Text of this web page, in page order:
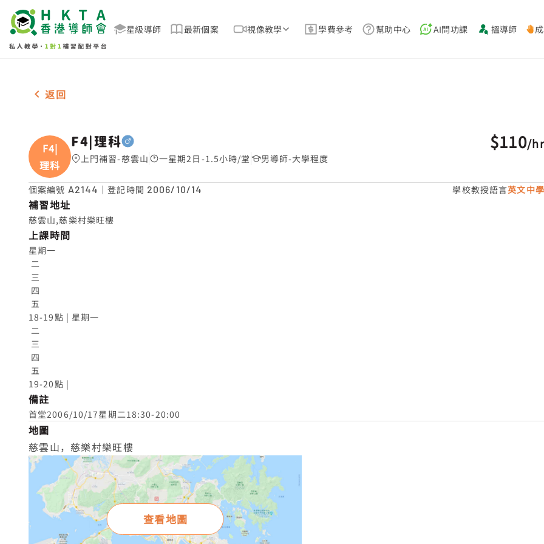
星級導師 最新個案 視像教學 學費參考 幫助中心 AI問功課 搵導師
男-1名 F4|理科，慈雲山 補習推介
返回
F4|
理科
F4|理科
上門補習-慈雲山 一星期2日-1.5小時/堂 男導師-大學程度
$110/hr
個案編號 A2144 ｜登記時間 2006/10/14 學校教授語言英文中學
補習地址
慈雲山,慈樂村樂旺樓
上課時間
星期一
二
五
18-19點 | 星期一
二
五
19-20點 |
備註
首堂2006/10/17星期二18:30-20:00
地圖
慈雲山，慈樂村樂旺樓
查看地圖